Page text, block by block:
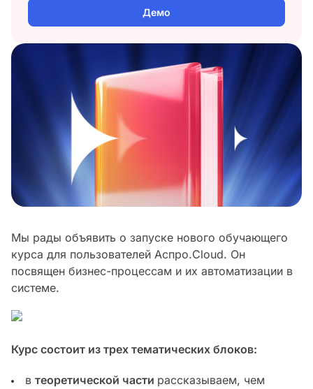
Мы рады объявить о запуске нового обучающего
курса для пользователей Аспро.Cloud. Он
посвящен бизнес-процессам и их автоматизации в
системе.
Курс состоит из трех тематических блоков:
в теоретической части рассказываем, чем
Демо